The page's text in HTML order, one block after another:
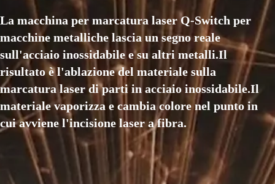
La macchina per marcatura laser Q-Switch per
macchine metalliche lascia un segno reale
sull'acciaio inossidabile e su altri metalli.Il
risultato è l'ablazione del materiale sulla
marcatura laser di parti in acciaio inossidabile.Il
materiale vaporizza e cambia colore nel punto in
cui avviene l'incisione laser a fibra.